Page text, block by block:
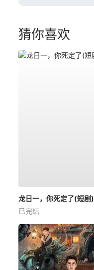
猜你喜欢
龙日一，你死定了(短剧)
已完结